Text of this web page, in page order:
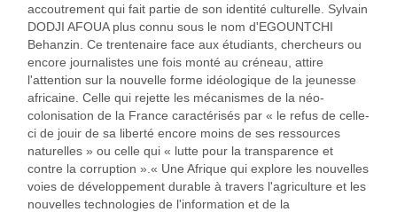
accoutrement qui fait partie de son identité culturelle. Sylvain
DODJI AFOUA plus connu sous le nom d'EGOUNTCHI
Behanzin. Ce trentenaire face aux étudiants, chercheurs ou
encore journalistes une fois monté au créneau, attire
l'attention sur la nouvelle forme idéologique de la jeunesse
africaine. Celle qui rejette les mécanismes de la néo-
colonisation de la France caractérisés par « le refus de celle-
ci de jouir de sa liberté encore moins de ses ressources
naturelles » ou celle qui « lutte pour la transparence et
contre la corruption ».« Une Afrique qui explore les nouvelles
voies de développement durable à travers l'agriculture et les
nouvelles technologies de l'information et de la